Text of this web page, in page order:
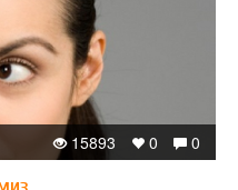
0
0
15893